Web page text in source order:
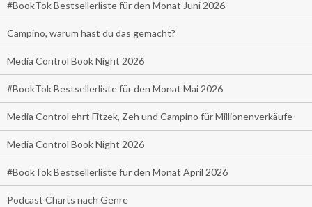
#BookTok Bestsellerliste für den Monat Juni 2026
Campino, warum hast du das gemacht?
Media Control Book Night 2026
#BookTok Bestsellerliste für den Monat Mai 2026
Media Control ehrt Fitzek, Zeh und Campino für Millionenverkäufe
Media Control Book Night 2026
#BookTok Bestsellerliste für den Monat April 2026
Podcast Charts nach Genre